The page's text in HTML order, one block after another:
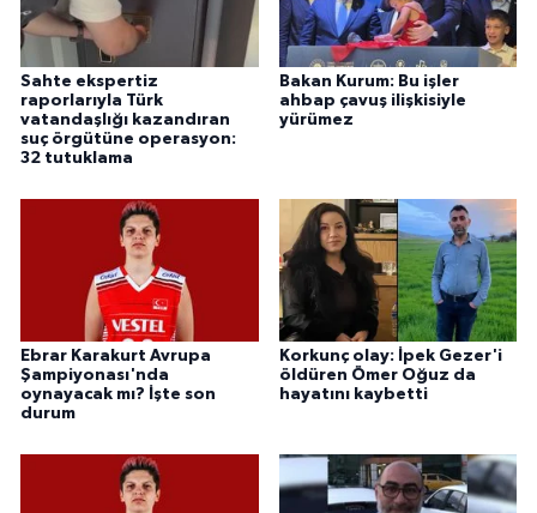
Sahte ekspertiz
raporlarıyla Türk
vatandaşlığı kazandıran
suç örgütüne operasyon:
32 tutuklama
Bakan Kurum: Bu işler
ahbap çavuş ilişkisiyle
yürümez
Ebrar Karakurt Avrupa
Şampiyonası'nda
oynayacak mı? İşte son
durum
Korkunç olay: İpek Gezer'i
öldüren Ömer Oğuz da
hayatını kaybetti